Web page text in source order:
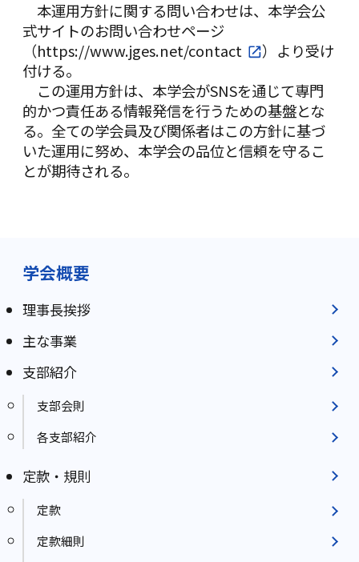
本運用方針に関する問い合わせは、本学会公
式サイトのお問い合わせページ
（https://www.jges.net/contact
）より受け
付ける。
この運用方針は、本学会がSNSを通じて専門
的かつ責任ある情報発信を行うための基盤とな
る。全ての学会員及び関係者はこの方針に基づ
いた運用に努め、本学会の品位と信頼を守るこ
とが期待される。
学会概要
理事長挨拶
主な事業
支部紹介
支部会則
各支部紹介
定款・規則
定款
定款細則